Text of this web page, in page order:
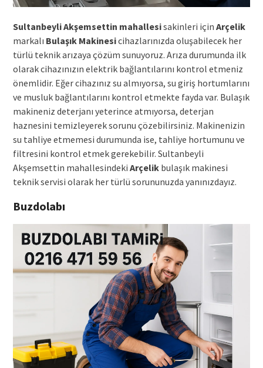
Sultanbeyli Akşemsettin mahallesisakinleri için Arçelik
markalı Bulaşık Makinesicihazlarınızda oluşabilecek her
türlü teknik arızaya çözüm sunuyoruz. Arıza durumunda ilk
olarak cihazınızın elektrik bağlantılarını kontrol etmeniz
önemlidir. Eğer cihazınız su almıyorsa, su giriş hortumlarını
ve musluk bağlantılarını kontrol etmekte fayda var. Bulaşık
makineniz deterjanı yeterince atmıyorsa, deterjan
haznesini temizleyerek sorunu çözebilirsiniz. Makinenizin
su tahliye etmemesi durumunda ise, tahliye hortumunu ve
filtresini kontrol etmek gerekebilir. Sultanbeyli
Akşemsettin mahallesindeki Arçelikbulaşık makinesi
teknik servisi olarak her türlü sorununuzda yanınızdayız.
Buzdolabı